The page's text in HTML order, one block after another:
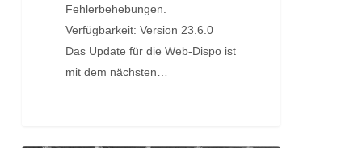
Fehlerbehebungen.
Verfügbarkeit: Version 23.6.0
Das Update für die Web-Dispo ist
mit dem nächsten…